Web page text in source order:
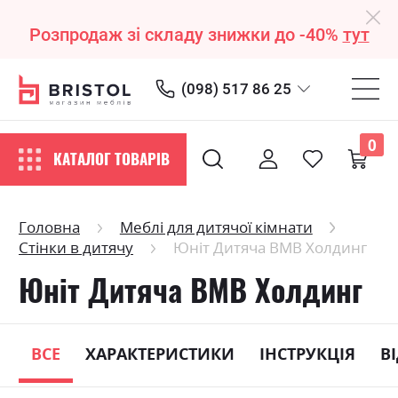
Розпродаж зі складу знижки до -40% тут
(098) 517 86 25
КАТАЛОГ ТОВАРІВ
0
Головна
Меблі для дитячої кімнати
Стінки в дитячу
Юніт Дитяча ВМВ Холдинг
Юніт Дитяча ВМВ Холдинг
ВСЕ ХАРАКТЕРИСТИКИ ІНСТРУКЦІЯ